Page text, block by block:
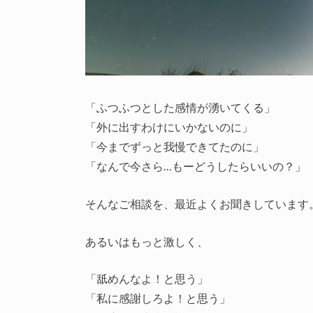
「ふつふつとした感情が湧いてくる」
「外に出すわけにいかないのに」
「今までずっと我慢できてたのに」
「なんで今さら…もーどうしたらいいの？」
そんなご相談を、最近よくお聞きしています
あるいはもっと激しく、
「舐めんなよ！と思う」
「私に感謝しろよ！と思う」